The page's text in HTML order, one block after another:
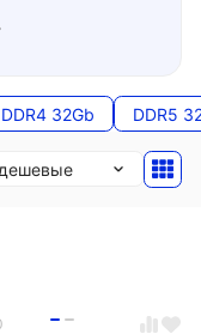
DDR4 32Gb DDR5